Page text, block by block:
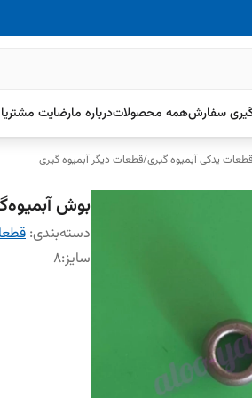
سفارشهمه محصولاتدرباره مارضایت
قطعات یدکی آبمیوه گیری/قطعات دیگر آبمیوه گیری
بوش آبمیوه‌گیری سایز
دسته‌بندی:
سایز:۸